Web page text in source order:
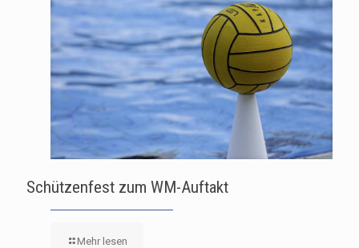
Schützenfest zum WM-Auftakt
Mehr lesen